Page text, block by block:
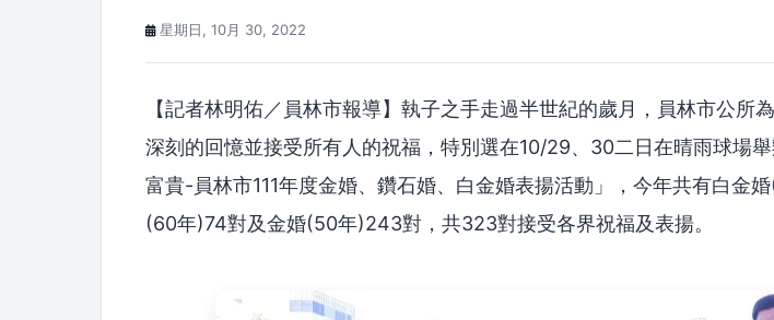
星期日, 10月 30, 2022
【記者林明佑／員林市報導】執子之手走過半世紀的歲月，員林市公所
深刻的回憶並接受所有人的祝福，特別選在10/29、30二日在晴雨球場
富貴-員林市111年度金婚、鑽石婚、白金婚表揚活動」，今年共有白金
(60年)74對及金婚(50年)243對，共323對接受各界祝福及表揚。